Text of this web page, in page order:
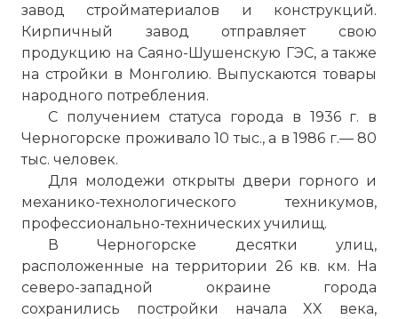
завод стройматериалов и конструкций.
Кирпичный завод отправляет свою
продукцию на Саяно-Шушенскую ГЭС, а также
на стройки в Монголию. Выпускаются товары
народного потребления.
С получением статуса города в 1936 г. в
Черногорске проживало 10 тыс., а в 1986 г.— 80
тыс. человек.
Для молодежи открыты двери горного и
механико-технологического техникумов,
профессионально-технических училищ.
В Черногорске десятки улиц,
расположенные на территории 26 кв. км. На
северо-западной окраине города
сохранились постройки начала XX века,